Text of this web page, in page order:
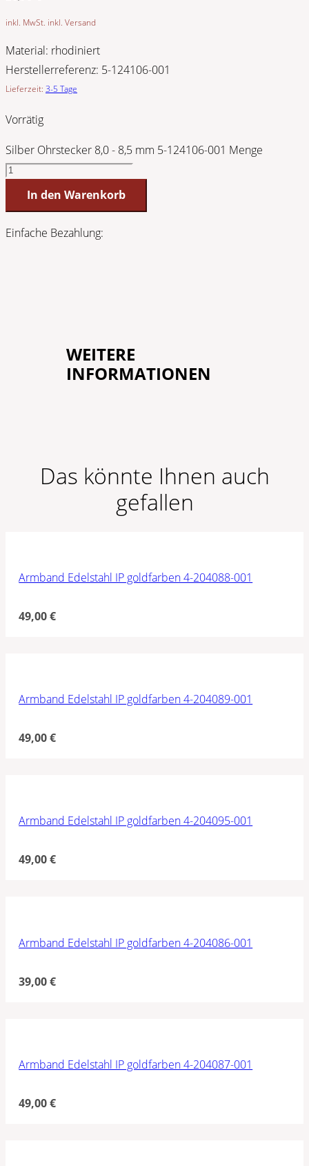
inkl. MwSt. inkl. Versand
Material: rhodiniert
Herstellerreferenz: 5-124106-001
Lieferzeit: 3-5 Tage
Vorrätig
Silber Ohrstecker 8,0 - 8,5 mm 5-124106-001 Menge
In den Warenkorb
Einfache Bezahlung:
WEITERE
INFORMATIONEN
Das könnte Ihnen auch
gefallen
Armband Edelstahl IP goldfarben 4-204088-001
49,00€
Armband Edelstahl IP goldfarben 4-204089-001
49,00€
Armband Edelstahl IP goldfarben 4-204095-001
49,00€
Armband Edelstahl IP goldfarben 4-204086-001
39,00€
Armband Edelstahl IP goldfarben 4-204087-001
49,00€